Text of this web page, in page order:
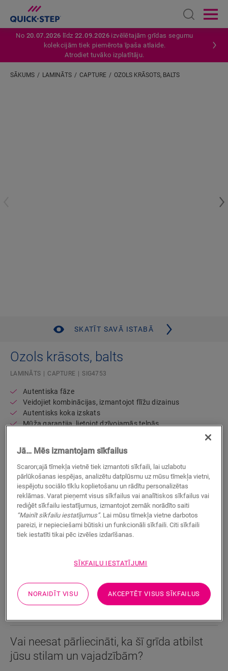
Open
No 20.07.2026 līdz22.09.2026 izvēlētajām grīdas segumu
kolekcijām tiek piemērota īpaša atlaide.
Atrodiet tuvāko izplatītāju.
SĀKUMS LAMINĀTS CAPTURE OZOLS KRĀSOTS, BALTS
SKATĪT SAVĀ ISTABĀ
Ozols krāsots, balts
LAMINĀTS CAPTURE SIG4753
Autentiska fāze
Veidojiet kombinācijas, izmantojot flīžu dizainus
Autentisks koka izskats
Mūža garantija, lietojot dzīvojamās telpās
Standarta dēlis
Sader ar grīdas apsildi un dzesēšanu
Ūdensnecaurlaidīgs
Tuvāk esošā izplatītāja atrašana
Vai vēlaties ātrāk redzēt šo grīdu gatavu? Vai jums vēl
ir palikuši neatbildēti jautājumi? Tas nekas! Jums
MEKLĒT
Vai neesat pārliecināti, ka šī grīda atbilst
jūsu stilam un vajadzībām?
Jā… Mēs izmantojam sīkfailus
Scaron;ajā tīmekļa vietnē tiek izmantoti sīkfaili, lai uzlabotu
pārlūkošanas iespējas, analizētu datplūsmu uz mūsu tīmekļa vietni,
iespējotu sociālo tīklu koplietošanu un rādītu personalizētas
reklāmas. Varat pieņemt visus sīkfailus vai analītiskos sīkfailus vai
rediģēt sīkfailu iestatījumus, izmantojot zemāk norādīto saiti
“Mainīt sīkfailu iestatījumus”. Lai mūsu tīmekļa vietne darbotos
pareizi, ir nepieciešami būtiski un funkcionāli sīkfaili. Citi sīkfaili
tiek iestatīti tikai pēc izvēles izdarīšanas.
SĪKFAILU IESTATĪJUMI
NORAIDĪT VISU AKCEPTĒT VISUS SĪKFAILUS